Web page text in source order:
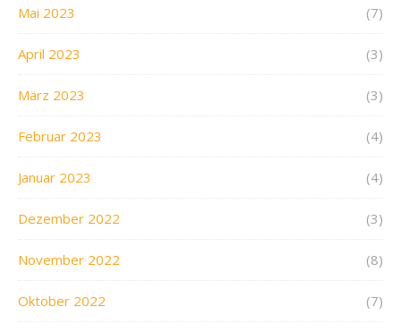
Mai 2023 (7)
April 2023 (3)
März 2023 (3)
Februar 2023 (4)
Januar 2023 (4)
Dezember 2022 (3)
November 2022 (8)
Oktober 2022 (7)